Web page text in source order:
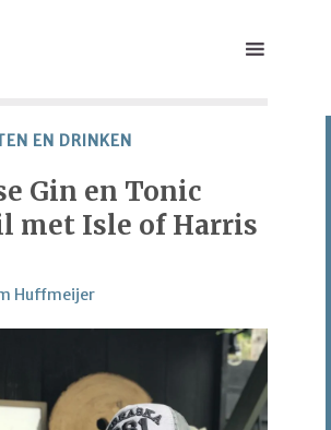
EN DRINKEN
Gin en Tonic
met Isle of Harris
Huffmeijer